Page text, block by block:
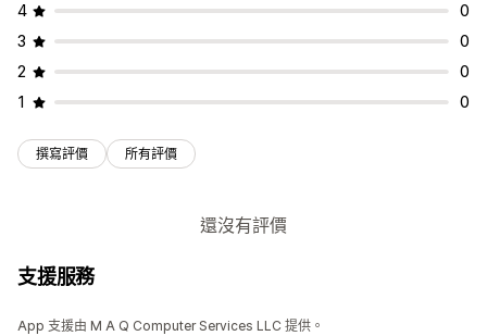
4
0
3
0
2
0
1
0
撰寫評價 所有評價
還沒有評價
支援服務
App 支援由 M A Q Computer Services LLC 提供。